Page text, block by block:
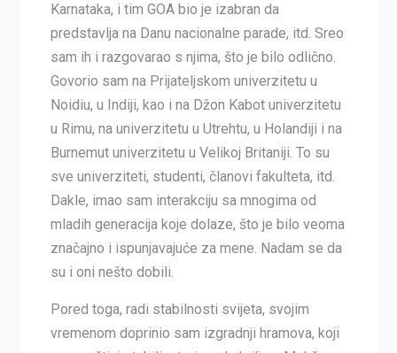
Karnataka, i tim GOA bio je izabran da
predstavlja na Danu nacionalne parade, itd. Sreo
sam ih i razgovarao s njima, što je bilo odlično.
Govorio sam na Prijateljskom univerzitetu u
Noidiu, u Indiji, kao i na Džon Kabot univerzitetu
u Rimu, na univerzitetu u Utrehtu, u Holandiji i na
Burnemut univerzitetu u Velikoj Britaniji. To su
sve univerziteti, studenti, članovi fakulteta, itd.
Dakle, imao sam interakciju sa mnogima od
mladih generacija koje dolaze, što je bilo veoma
značajno i ispunjavajuće za mene. Nadam se da
su i oni nešto dobili.
Pored toga, radi stabilnosti svijeta, svojim
vremenom doprinio sam izgradnji hramova, koji